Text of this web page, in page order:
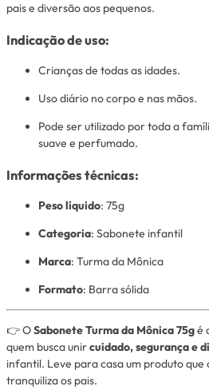
pais e diversão aos pequenos.
Indicação de uso:
Crianças de todas as idades.
Uso diário no corpo e nas mãos.
Pode ser utilizado por toda a
suave e perfumado.
Informações técnicas:
Peso líquido: 75g
Categoria: Sabonete infantil
Marca: Turma da Mônica
Formato: Barra sólida
👉 OSabonete Turma da Mônica 75gé
quem busca unircuidado, segurança e
infantil. Leve para casa um produto que
tranquiliza os pais.